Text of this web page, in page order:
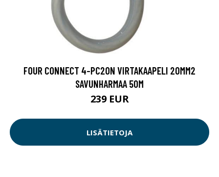
FOUR CONNECT 4-PC20N VIRTAKAAPELI 20MM2
SAVUNHARMAA 50M
239 EUR
LISÄTIETOJA